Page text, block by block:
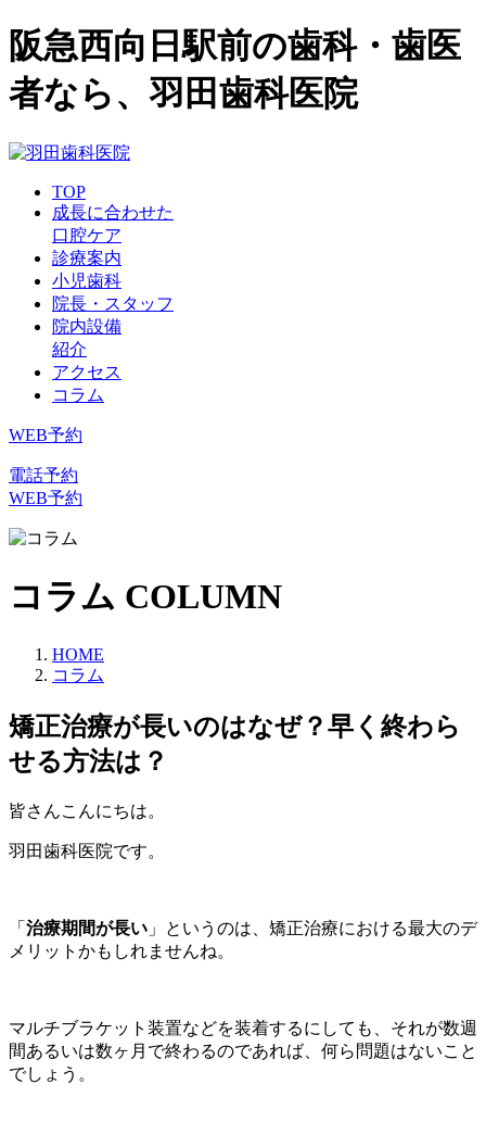
阪急西向日駅前の歯科・歯医
者なら、羽田歯科医院
TOP
成長に合わせた
口腔ケア
診療案内
小児歯科
院長・スタッフ
院内設備
紹介
アクセス
コラム
WEB予約
電話予約
WEB予約
コラム COLUMN
HOME
コラム
矯正治療が長いのはなぜ？早く終わら
せる方法は？
皆さんこんにちは。
羽田歯科医院です。
「 治療期間が長い 」というのは、矯正治療における最大のデ
メリットかもしれませんね。
マルチブラケット装置などを装着するにしても、それが数週
間あるいは数ヶ月で終わるのであれば、何ら問題はないこと
でしょう。